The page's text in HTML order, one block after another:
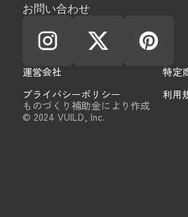
お問い合わせ
運営会社
特定
プライバシーポリシー
利用
ものづくり補助金により作成
© 2024 VUILD, Inc.